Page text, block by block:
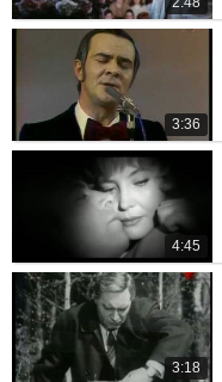
3:36
4:45
3:18